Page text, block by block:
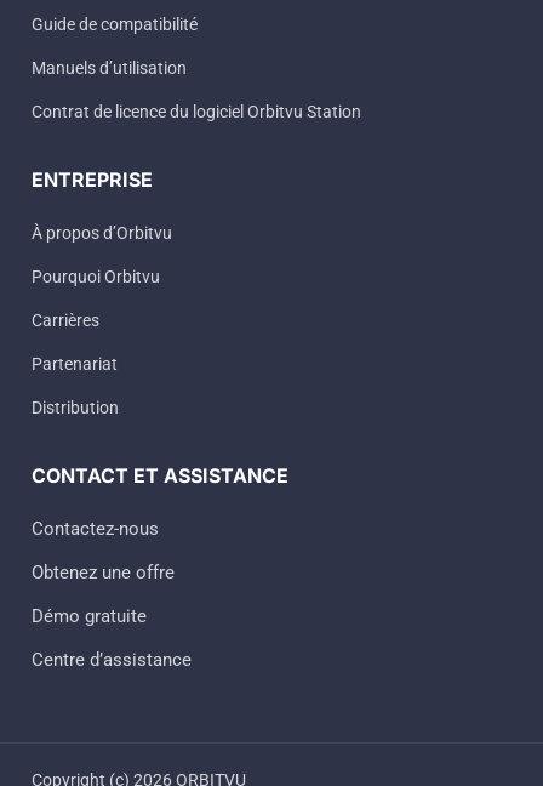
Guide de compatibilité
Manuels d’utilisation
Contrat de licence du logiciel Orbitvu Station
ENTREPRISE
À propos d’Orbitvu
Pourquoi Orbitvu
Carrières
Partenariat
Distribution
CONTACT ET ASSISTANCE
Contactez-nous
Obtenez une offre
Démo gratuite
Centre d’assistance
Copyright (c) 2026 ORBITVU